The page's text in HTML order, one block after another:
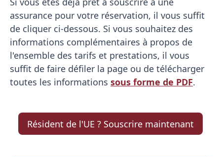
assurance pour votre réservation, il vous suffit
de cliquer ci-dessous. Si vous souhaitez des
informations complémentaires à propos de
l'ensemble des tarifs et prestations, il vous
suffit de faire défiler la page ou de télécharger
toutes les informations sous forme de PDF.
Résident de l'UE ? Souscrire maintenant